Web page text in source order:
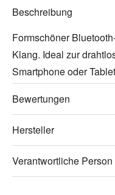
Beschreibung
Formschöner
Klang. Ideal zur
Smartphone oder
Bewertungen
Hersteller
Verantwortliche Person